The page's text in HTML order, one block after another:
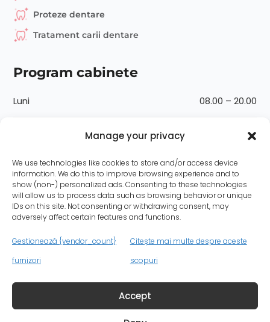
Manage your privacy
We use technologies like cookies to store and/or access device
information. We do this to improve browsing experience and to
show (non-) personalized ads. Consenting to these technologies
will allow us to process data such as browsing behavior or unique
IDs on this site. Not consenting or withdrawing consent, may
adversely affect certain features and functions.
Gestionează {vendor_count}
furnizori
Citește mai multe despre aceste
scopuri
Accept
Proteze dentare
Tratament carii dentare
Program cabinete
Luni 08.00 – 20.00
08.00 – 20.00
Miercuri 08.00 – 20.00
Joi 08.00 – 20.00
Sâmbătă